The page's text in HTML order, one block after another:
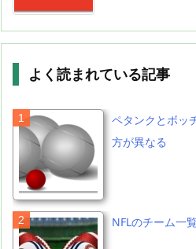
よく読まれている記事
ペタンクとボッ
方が異なる
NFLのチーム一